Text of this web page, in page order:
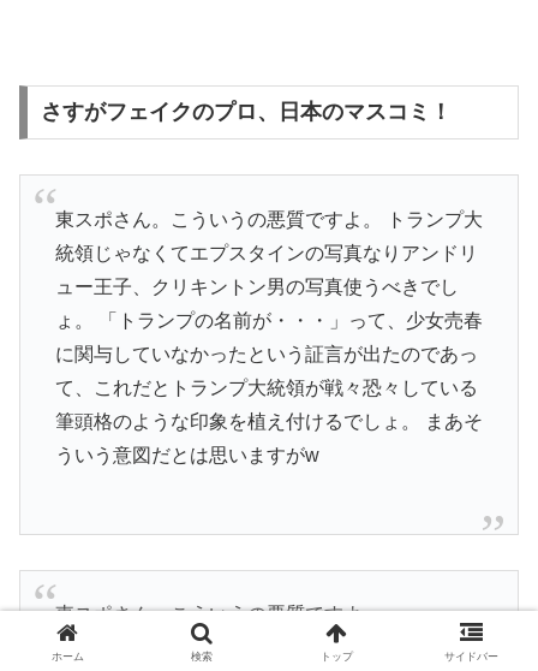
さすがフェイクのプロ、日本のマスコミ！
東スポさん。こういうの悪質ですよ。 トランプ大
統領じゃなくてエプスタインの写真なりアンドリ
ュー王子、クリキントン男の写真使うべきでし
ょ。 「トランプの名前が・・・」って、少女売春
に関与していなかったという証言が出たのであっ
て、これだとトランプ大統領が戦々恐々している
筆頭格のような印象を植え付けるでしょ。 まあそ
ういう意図だとは思いますがw
東スポさん。こういうの悪質ですよ。
トランプ大統領じゃなくてエプスタインの写真な
ホーム 検索 トップ サイドバー